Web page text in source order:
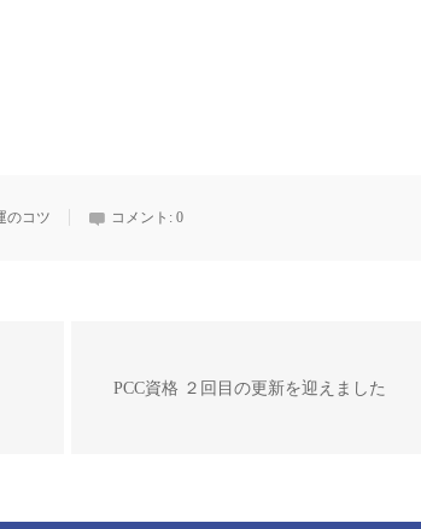
のコツ コメント: 0
PCC資格 ２回目の更新を迎えました